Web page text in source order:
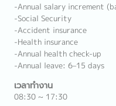
-Annual salary increment
-Social Security
-Accident insurance
-Health insurance
-Annual health check-up
-Annual leave: 6–15 days
เวลาทำงาน
08:30 ~ 17:30